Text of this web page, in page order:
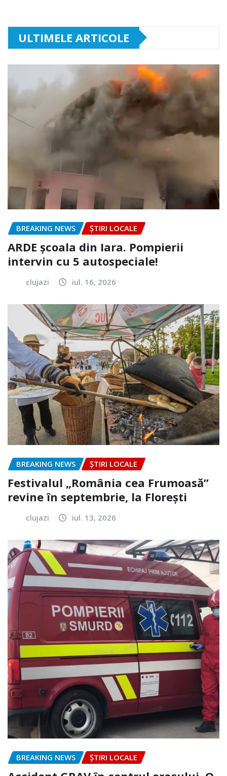
ULTIMELE ARTICOLE
BREAKING NEWS ȘTIRI LOCALE
ARDE școala din Iara. Pompierii
intervin cu 5 autospeciale!
clujazi iul. 16, 2026
BREAKING NEWS ȘTIRI LOCALE
Festivalul „România cea Frumoasă”
revine în septembrie, la Florești
clujazi iul. 13, 2026
BREAKING NEWS ȘTIRI LOCALE